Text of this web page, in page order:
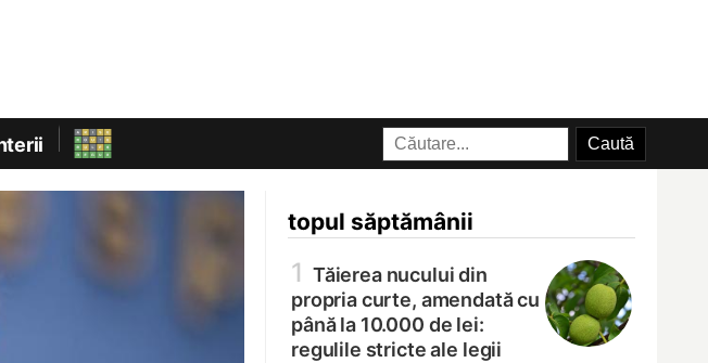
topul săptămânii
1 Tăierea nucului din
propria curte, amendată cu
până la 10.000 de lei:
regulile stricte ale legii